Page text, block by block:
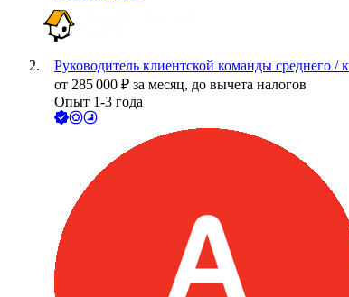
Руководитель клиентской команды среднего /
от 285 000 ₽ за месяц, до вычета налогов
Опыт 1-3 года